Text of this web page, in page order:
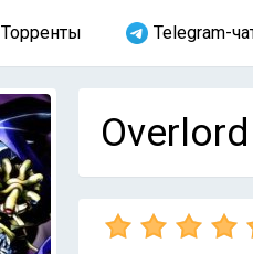
Торренты Telegram-